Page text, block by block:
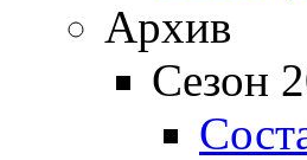
Архив
Сезон